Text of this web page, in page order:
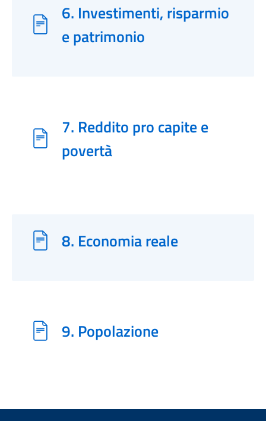
6. Investimenti, risparmio
e patrimonio
7. Reddito pro capite e
povertà
8. Economia reale
9. Popolazione